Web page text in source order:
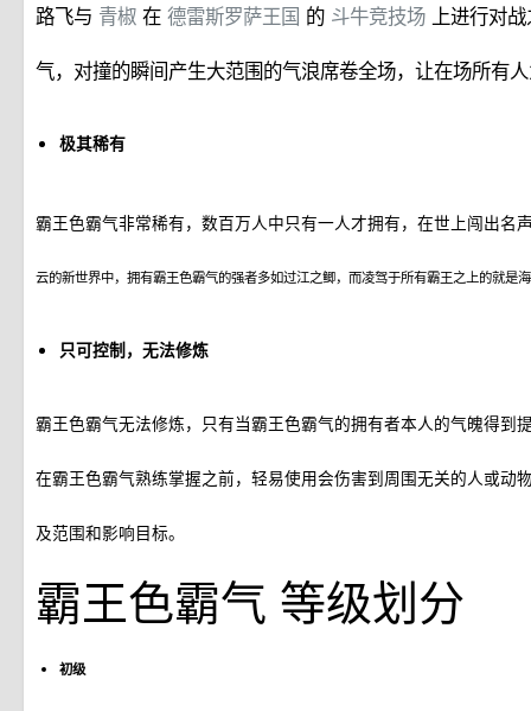
路飞与 青椒 在 德雷斯罗萨王国 的 斗牛竞技场 上进行对
气，对撞的瞬间产生大范围的气浪席卷全场，让在场所有
极其稀有
霸王色霸气非常稀有，数百万人中只有一人才拥有，在世上闯出名
云的新世界中，拥有霸王色霸气的强者多如过江之鲫，而凌驾于所有霸王之上的就是
只可控制，无法修炼
霸王色霸气无法修炼，只有当霸王色霸气的拥有者本人的气魄得到
在霸王色霸气熟练掌握之前，轻易使用会伤害到周围无关的人或动
及范围和影响目标。
霸王色霸气 等级划分
初级